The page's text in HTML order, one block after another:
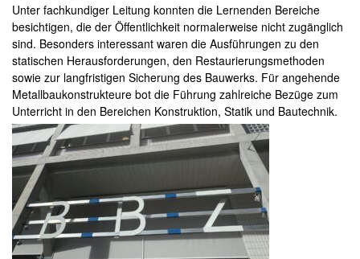
Unter fachkundiger Leitung konnten die Lernenden Bereiche
besichtigen, die der Öffentlichkeit normalerweise nicht zugänglich
sind. Besonders interessant waren die Ausführungen zu den
statischen Herausforderungen, den Restaurierungsmethoden
sowie zur langfristigen Sicherung des Bauwerks. Für angehende
Metallbaukonstrukteure bot die Führung zahlreiche Bezüge zum
Unterricht in den Bereichen Konstruktion, Statik und Bautechnik.